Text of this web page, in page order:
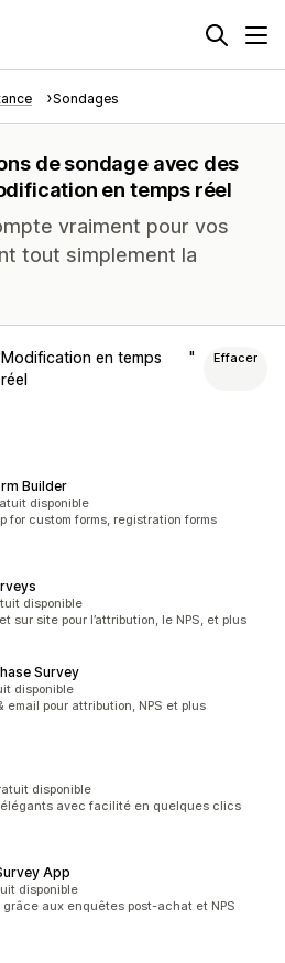
Sondages
de sondage avec des
en temps réel
vraiment pour vos
tout simplement la
Modification en temps
réel
Effacer
Builder
disponible
for custom forms, registration forms
disponible
sur site pour l’attribution, le NPS, et plus
Survey
disponible
pour attribution, NPS et plus
disponible
élégants avec facilité en quelques clics
App
disponible
grâce aux enquêtes post-achat et NPS